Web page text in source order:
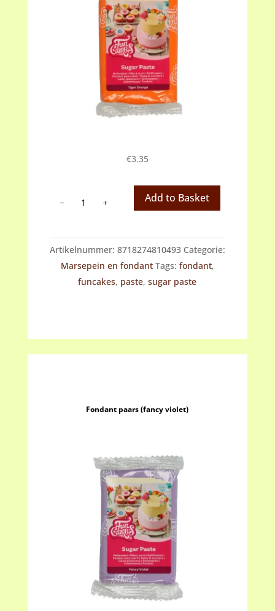
€3.35
orange)
aantal
Add to Basket
Artikelnummer: 8718274810493 Categorie:
Marsepein en fondant Tags: fondant,
funcakes, paste,sugar paste
Fondant paars (fancy violet)